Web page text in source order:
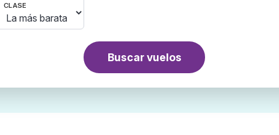
CLASE
Buscar vuelos